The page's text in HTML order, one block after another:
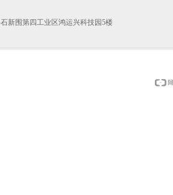
新围第四工业区鸿运兴科技园5楼